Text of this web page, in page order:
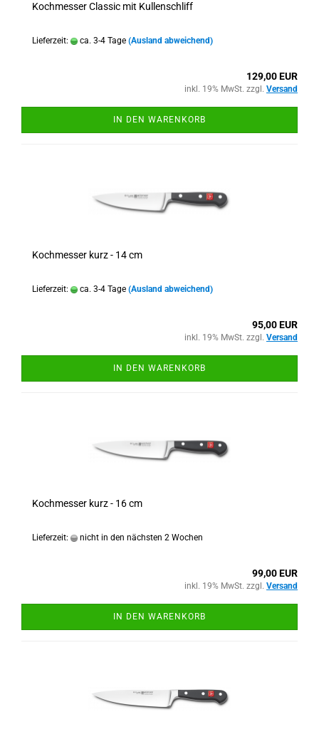
Kochmesser Classic mit Kullenschliff
Lieferzeit: ca. 3-4 Tage (Ausland abweichend)
129,00 EUR
inkl. 19% MwSt. zzgl. Versand
IN DEN WARENKORB
Kochmesser kurz - 14 cm
Lieferzeit: ca. 3-4 Tage (Ausland abweichend)
95,00 EUR
inkl. 19% MwSt. zzgl. Versand
IN DEN WARENKORB
Kochmesser kurz - 16 cm
Lieferzeit: nicht in den nächsten 2 Wochen
99,00 EUR
inkl. 19% MwSt. zzgl. Versand
IN DEN WARENKORB